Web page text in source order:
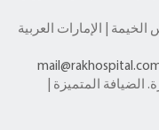
ص.ب رقم: 11393، رأس الخيمة | الإمارات العربية
المتميزة |